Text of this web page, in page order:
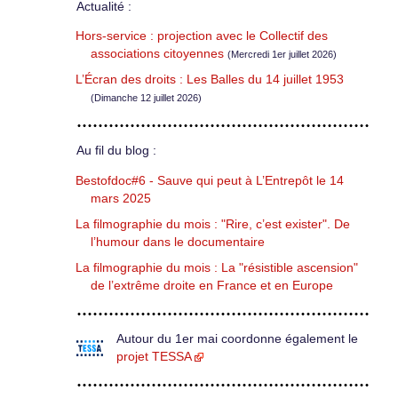
Actualité :
Hors-service : projection avec le Collectif des
associations citoyennes (Mercredi 1er juillet 2026)
L’Écran des droits : Les Balles du 14 juillet 1953
(Dimanche 12 juillet 2026)
Au fil du blog :
Bestofdoc#6 - Sauve qui peut à L’Entrepôt le 14
mars 2025
La filmographie du mois : "Rire, c’est exister". De
l’humour dans le documentaire
La filmographie du mois : La "résistible ascension"
de l’extrême droite en France et en Europe
Autour du 1er mai coordonne également le
projet TESSA